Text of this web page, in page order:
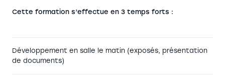
Cette formation s’effectue en 3 temps forts :
Développement en salle le matin (exposés, présentation
de documents)